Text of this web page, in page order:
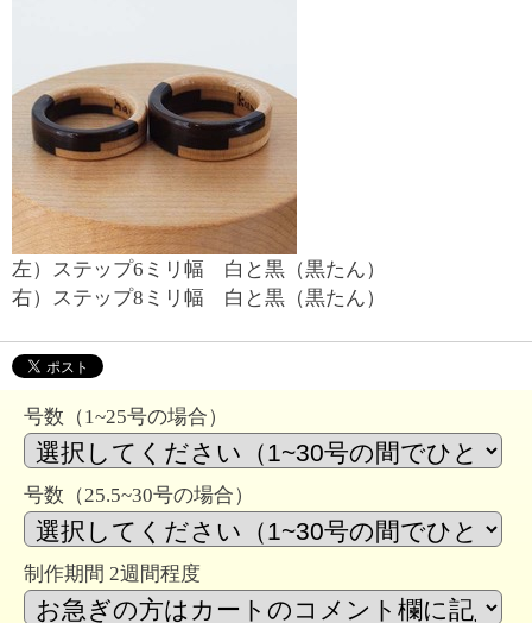
左）ステップ6ミリ幅 白と黒（黒たん）
右）ステップ8ミリ幅 白と黒（黒たん）
号数（1~25号の場合）
号数（25.5~30号の場合）
制作期間 2週間程度